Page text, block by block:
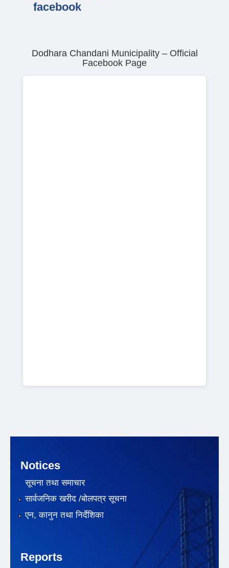
facebook
Dodhara Chandani Municipality – Official
Facebook Page
Notices
सूचना तथा समाचार
सार्वजनिक खरीद /बोलपत्र सूचना
एन, कानुन तथा निर्देशिका
Reports